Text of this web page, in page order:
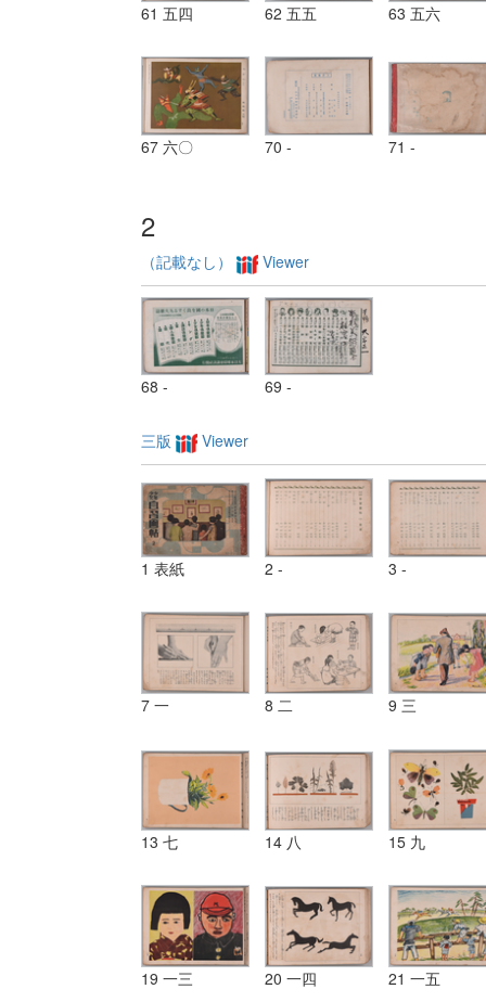
61 五四 62 五五 63 五六
67 六〇 70 - 71 -
2
（記載なし） Viewer
68 - 69 -
三版 Viewer
1 表紙 2 - 3 -
7 一 8 二 9 三
13 七 14 八 15 九
19 一三 20 一四 21 一五